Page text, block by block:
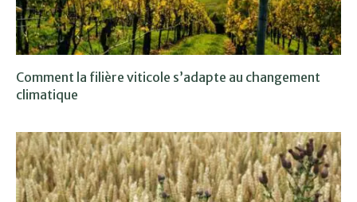
Comment la filière viticole s’adapte au changement
climatique